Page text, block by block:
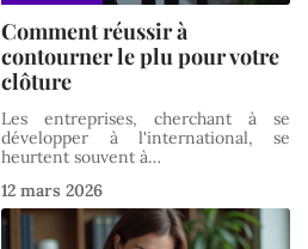
Comment réussir à
contourner le plu pour votre
clôture
Les entreprises, cherchant à se
développer à l'international, se
heurtent souvent à…
12 mars 2026